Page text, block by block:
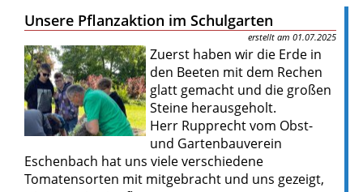
Unsere Pflanzaktion im Schulgarten
01.07.2025
Zuerst haben wir die Erde in
den Beeten mit dem Rechen
glatt gemacht und die großen
Steine herausgeholt.
Herr Rupprecht vom Obst-
und Gartenbauverein
Eschenbach hat uns viele verschiedene
Tomatensorten mit mitgebracht und uns gezeigt,